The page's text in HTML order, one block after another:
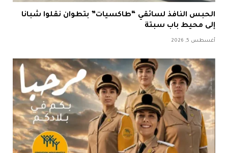
الحبس النافذ لسائقي “طاكسيات” بتطوان نقلوا شبانا
إلى محيط باب سبتة
أغسطس 5, 2026